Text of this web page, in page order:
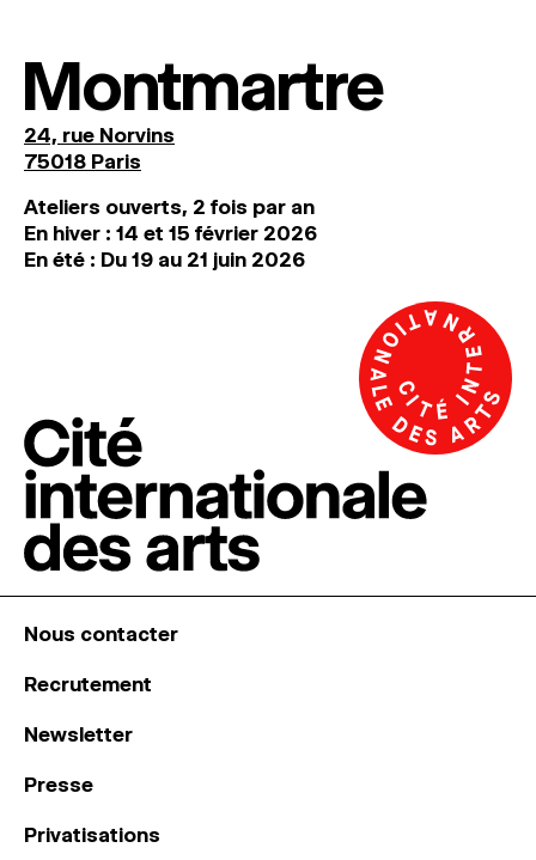
Montmartre
24, rue Norvins
75018 Paris
Ateliers ouverts, 2 fois par an
En hiver : 14 et 15 février 2026
En été : Du 19 au 21 juin 2026
Nous contacter
Recrutement
Newsletter
Presse
Privatisations